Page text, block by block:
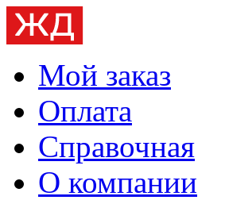
Мой заказ
Оплата
Справочная
О компании